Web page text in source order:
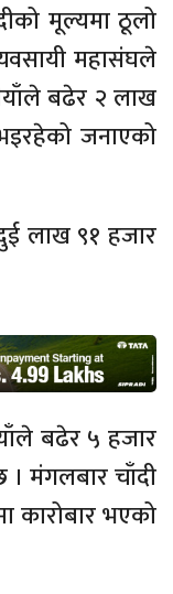
मूल्यमा ठूलो
महासंघले
बढेर २ लाख
जनाएको
लाख ९१ हजार
बढेर ५ हजार
। मंगलबार चाँदी
कारोबार भएको